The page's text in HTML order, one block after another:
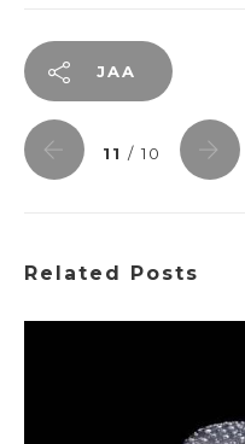
JAA
11 / 10
Related Posts